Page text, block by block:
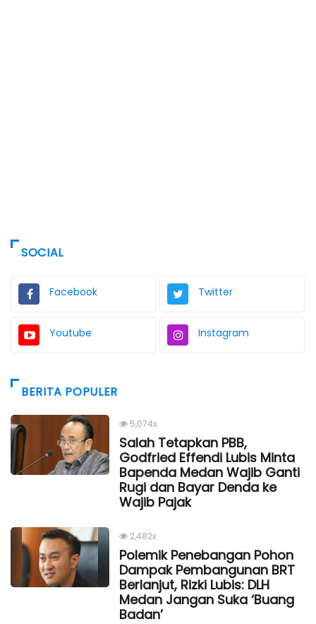
SOCIAL
Facebook Twitter
Youtube Instagram
BERITA POPULER
5,074x
Salah Tetapkan PBB,
Godfried Effendi Lubis Minta
Bapenda Medan Wajib Ganti
Rugi dan Bayar Denda ke
Wajib Pajak
2,482x
Polemik Penebangan Pohon
Dampak Pembangunan BRT
Berlanjut, Rizki Lubis: DLH
Medan Jangan Suka ‘Buang
Badan’